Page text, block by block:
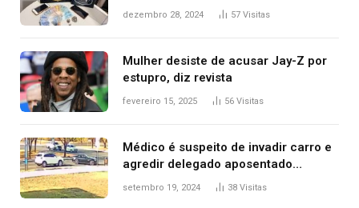
de delegacia e escola, diz polícia
dezembro 28, 2024 57 Visitas
Mulher desiste de acusar Jay-Z por
estupro, diz revista
fevereiro 15, 2025 56 Visitas
Médico é suspeito de invadir carro e
agredir delegado aposentado
durante confusão no trânsito
setembro 19, 2024 38 Visitas